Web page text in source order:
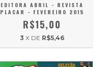
EDITORA ABRIL - REVISTA
PLACAR - FEVEREIRO 2015
R$15,00
3 X DE R$5,46